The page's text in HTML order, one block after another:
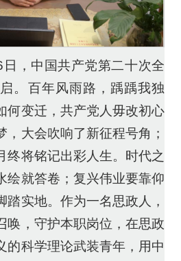
，中国共产党第二十次全
。百年风雨路，踽踽我独
何变迁，共产党人毋改初心
，大会吹响了新征程号角；
终将铭记出彩人生。时代之
绘就答卷；复兴伟业要靠仰
踏实地。作为一名思政人，
唤，守护本职岗位，在思政
的科学理论武装青年，用中